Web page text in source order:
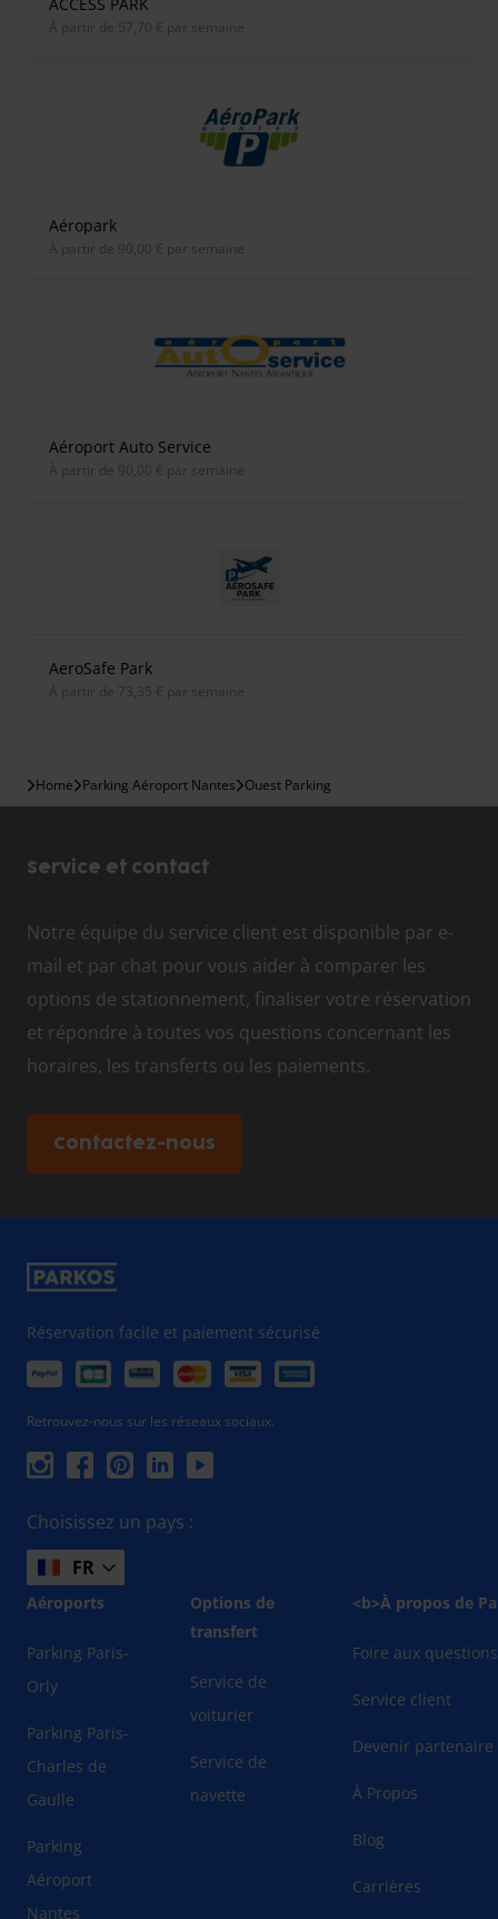
À partir de 57,70 € par semaine
Aéropark
À partir de 90,00 € par semaine
Aéroport Auto Service
À partir de 90,00 € par semaine
AeroSafe Park
À partir de 73,35 € par semaine
Home Parking Aéroport Nantes Ouest Parking
Service et contact
Notre équipe du service client est disponible par e-
mail et par chat pour vous aider à comparer les
options de stationnement, finaliser votre réservation
et répondre à toutes vos questions concernant les
horaires, les transferts ou les paiements.
Contactez-nous
Réservation facile et paiement sécurisé
Retrouvez-nous sur les réseaux sociaux.
Choisissez un pays :
FR
Aéroports
Parking Paris-
Orly
Parking Paris-
Charles de
Gaulle
Parking
Aéroport
Nantes
Options de
transfert
Service de
voiturier
Service de
navette
<b>À propos de
Foire aux questions
Service client
Devenir partenaire
À Propos
Blog
Carrières